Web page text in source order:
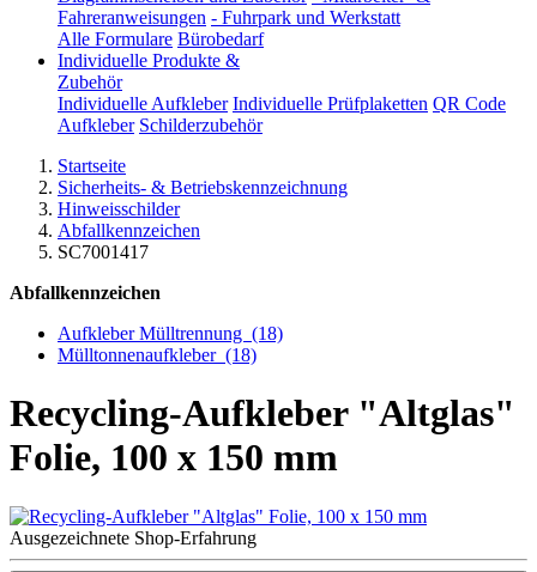
Fahreranweisungen - Fuhrpark und Werkstatt
Alle Formulare Bürobedarf
Individuelle Produkte &
Zubehör
Individuelle Aufkleber Individuelle Prüfplaketten QR Code
Aufkleber Schilderzubehör
Startseite
Sicherheits- & Betriebskennzeichnung
Hinweisschilder
Abfallkennzeichen
SC7001417
Abfallkennzeichen
Aufkleber Mülltrennung (18)
Mülltonnenaufkleber (18)
Recycling-Aufkleber "Altglas"
Folie, 100 x 150 mm
Ausgezeichnete Shop-Erfahrung